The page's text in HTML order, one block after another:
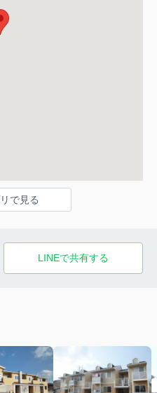
で見る
LINEで共有する